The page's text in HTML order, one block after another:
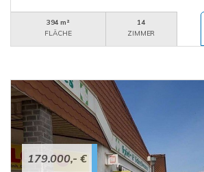
394 m²
FLÄCHE
14
ZIMMER
179.000,- €